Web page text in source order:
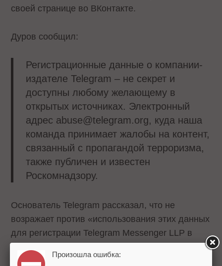
своей странице во ВКонтакте.
Дуров сообщил:
Регистрационные данные о компании-
издателе Telegram – не секрет и
доступны любому желающему в
открытых источниках. Электронный
адрес abuse@telegram.org, куда наша
команда принимает жалобы на контент,
связанный с пропагандой терроризма,
также публичен и известен
Роскомнадзору.
Основатель Telegram рассказал, что не
возражает против «использования этих данных
для регистрации Telegram Messenger LLP в
реестре». При этом он подчеркнул, что
команда мессенджера не будет выполнять
Произошла ошибка: